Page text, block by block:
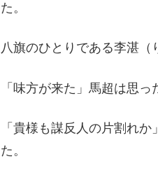
た。
八旗のひとりである李湛（
「味方が来た」馬超は思
「貴様も謀反人の片割れ
た。